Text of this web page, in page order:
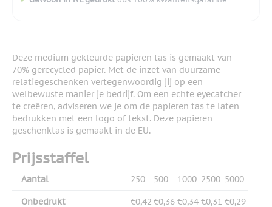
Deze medium gekleurde papieren tas is gemaakt van
70% gerecycled papier. Met de inzet van duurzame
relatiegeschenken vertegenwoordig jij op een
welbewuste manier je bedrijf. Om een echte eyecatcher
te creëren, adviseren we je om de papieren tas te laten
bedrukken met een logo of tekst. Deze papieren
geschenktas is gemaakt in de EU.
Prijsstaffel
Aantal 250 500 1000 2500 5000
Onbedrukt €0,42 €0,36 €0,34 €0,31 €0,29